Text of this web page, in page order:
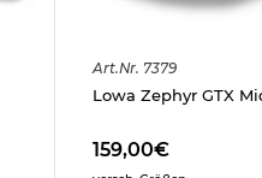
Art.Nr. 7379
Lowa Zephyr GTX
159,00€